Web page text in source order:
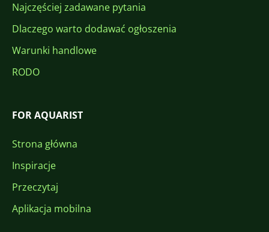
Najczęściej zadawane pytania
Dlaczego warto dodawać ogłoszenia
Warunki handlowe
RODO
FOR AQUARIST
Strona główna
Inspiracje
Przeczytaj
Aplikacja mobilna